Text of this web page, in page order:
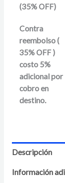
(35% OFF)
Contra
reembolso (
35% OFF )
costo 5%
adicional por
cobro en
destino.
Descripción
Información